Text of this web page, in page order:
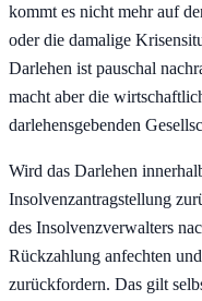
kommt es nicht mehr auf
oder die damalige
Darlehen ist pauschal
macht aber die
darlehensgebenden
Wird das Darlehen
Insolvenzantragstellung
des Insolvenzverwalters
Rückzahlung anfechten
zurückfordern. Das gilt